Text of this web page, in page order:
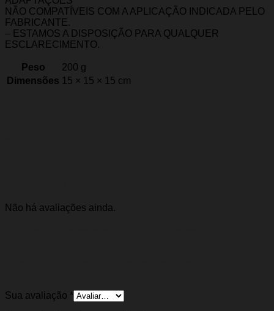
NÃO COMPATÍVEIS COM A APLICAÇÃO INDICADA PELO
FABRICANTE.
– ESTAMOS A DISPOSIÇÃO PARA QUALQUER
ESCLARECIMENTO.
Peso
200 g
Dimensões 15 × 15 × 15 cm
Não há avaliações ainda.
Sua avaliação *